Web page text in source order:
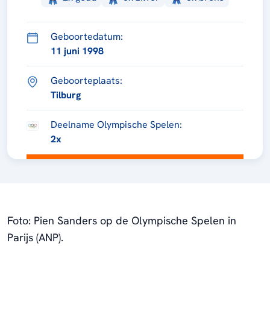
Geboortedatum:
11 juni 1998
Geboorteplaats:
Tilburg
Deelname Olympische Spelen:
2x
Foto: Pien Sanders op de Olympische Spelen in
Parijs (ANP).